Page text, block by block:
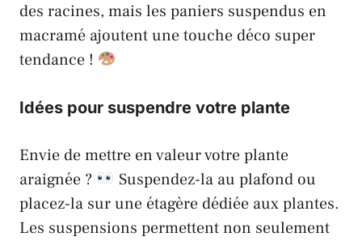
des racines, mais les paniers suspendus en
macramé ajoutent une touche déco super
tendance !
Idées pour suspendre votre plante
Envie de mettre en valeur votre plante
araignée ?
Suspendez-la au plafond ou
placez-la sur une étagère dédiée aux plantes.
Les suspensions permettent non seulement